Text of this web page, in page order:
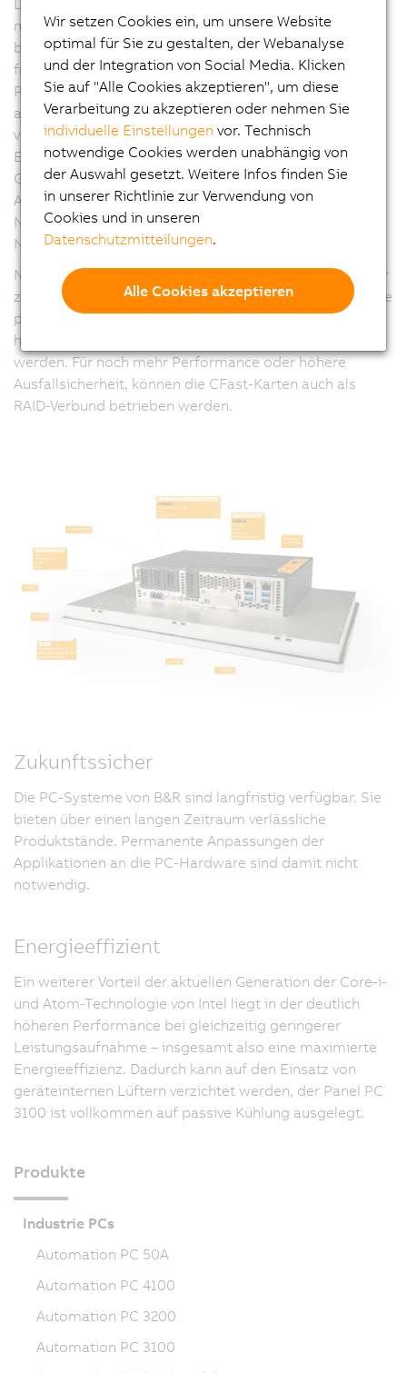
Die Panel PC 3100 Geräte weisen eine Vielzahl an
modularen Schnittstellenoptionen auf. So können auf
bis zu drei Steckplätzen verschiedene Interfacekarten
für serielle Schnittstellen, Ethernet, CAN und
POWERLINK betrieben werden. Die Steckplätze können
auch für eine USV-Lösung oder Audio-Schnittstellen
verwendet werden.
Eine PCIe/SATA-Schnittstelle bietet eine SDL4-
Grafikoption zusätzlich zum onboard SDL/DVI-
Anschluss oder einen zweiten POWERLINK Managing
Node zur Datenerfassung von zwei getrennten
Netzwerken.
Neben den für Industrie-PCs standardmäßigen Slots für
zwei Datenträger im CFast-Format, mit bis zu 256 GByte
pro Datenträger, können im PPC3100 auch
hochperformante M.2-Massenspeicher verwendet
werden. Für noch mehr Performance oder höhere
Ausfallsicherheit, können die CFast-Karten auch als
RAID-Verbund betrieben werden.
Zukunftssicher
Die PC-Systeme von B&R sind langfristig verfügbar. Sie
bieten über einen langen Zeitraum verlässliche
Produktstände. Permanente Anpassungen der
Applikationen an die PC-Hardware sind damit nicht
notwendig.
Energieeffizient
Ein weiterer Vorteil der aktuellen Generation der Core-i-
und Atom-Technologie von Intel liegt in der deutlich
höheren Performance bei gleichzeitig geringerer
Leistungsaufnahme – insgesamt also eine maximierte
Energieeffizienz. Dadurch kann auf den Einsatz von
geräteinternen Lüftern verzichtet werden, der Panel PC
3100 ist vollkommen auf passive Kühlung ausgelegt.
Produkte
Industrie PCs
Automation PC 50A
Automation PC 4100
Automation PC 3200
Automation PC 3100
Wir setzen Cookies ein, um unsere Website
optimal für Sie zu gestalten, der Webanalyse
und der Integration von Social Media. Klicken
Sie auf "Alle Cookies akzeptieren", um diese
Verarbeitung zu akzeptieren oder nehmen Sie
individuelle Einstellungen vor. Technisch
notwendige Cookies werden unabhängig von
der Auswahl gesetzt. Weitere Infos finden Sie
in unserer Richtlinie zur Verwendung von
Cookies und in unseren
Datenschutzmitteilungen.
Alle Cookies akzeptieren